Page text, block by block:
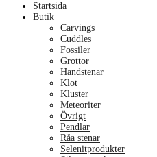
Startsida
Butik
Carvings
Cuddles
Fossiler
Grottor
Handstenar
Klot
Kluster
Meteoriter
Övrigt
Pendlar
Råa stenar
Selenitprodukter